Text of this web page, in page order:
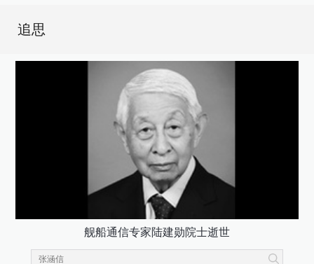
追思
舰船通信专家陆建勋院士逝世